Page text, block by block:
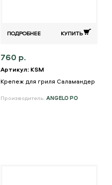
ПОДРОБНЕЕ КУПИТЬ
760 р.
Артикул: KSM
Крепеж для гриля Саламандер
Производитель: ANGELO PO